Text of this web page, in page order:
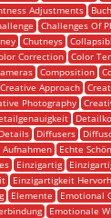
Adjustments Buch
Challenges Of
Chutneys
Correction Color
Composition
Creative Approach
Photography
Details Diffusers
Aufnahmen
Echte
Einzigartig
Einzigartigkeit
Elemente
Emotional
Emotionale